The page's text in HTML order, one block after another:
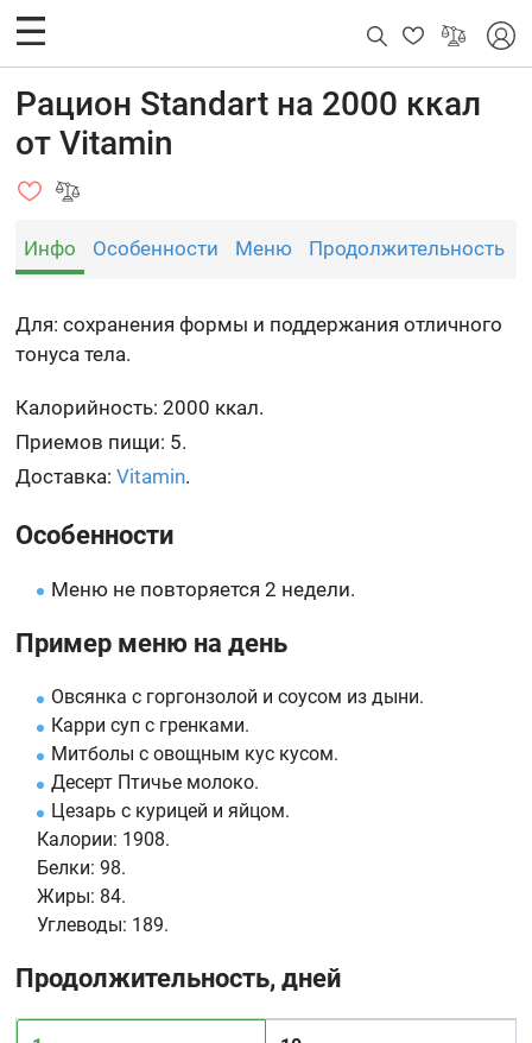
Рацион Standart на 2000 ккал
от Vitamin
Инфо Особенности Меню Продолжительность
Для: сохранения формы и поддержания отличного
тонуса тела.
Калорийность: 2000 ккал.
Приемов пищи: 5.
Доставка:Vitamin.
Особенности
Меню не повторяется 2 недели.
Пример меню на день
Овсянка с горгонзолой и соусом из дыни.
Карри суп с гренками.
Митболы с овощным кус кусом.
Десерт Птичье молоко.
Цезарь с курицей и яйцом.
Калории: 1908.
Белки: 98.
Жиры: 84.
Углеводы: 189.
Продолжительность, дней